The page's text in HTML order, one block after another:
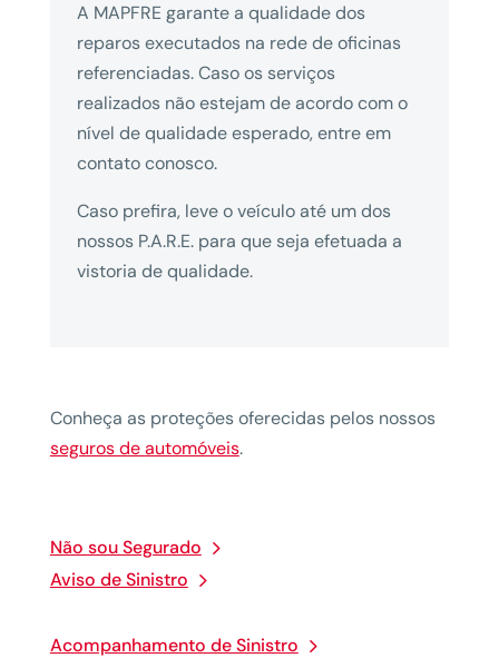
A MAPFRE garante a qualidade dos
reparos executados na rede de oficinas
referenciadas. Caso os serviços
realizados não estejam de acordo com o
nível de qualidade esperado, entre em
contato conosco.
Caso prefira, leve o veículo até um dos
nossos P.A.R.E. para que seja efetuada a
vistoria de qualidade.
Conheça as proteções oferecidaspelos nossos
seguros deautomóveis.
Não sou Segurado
Aviso de Sinistro
Acompanhamento de Sinistro